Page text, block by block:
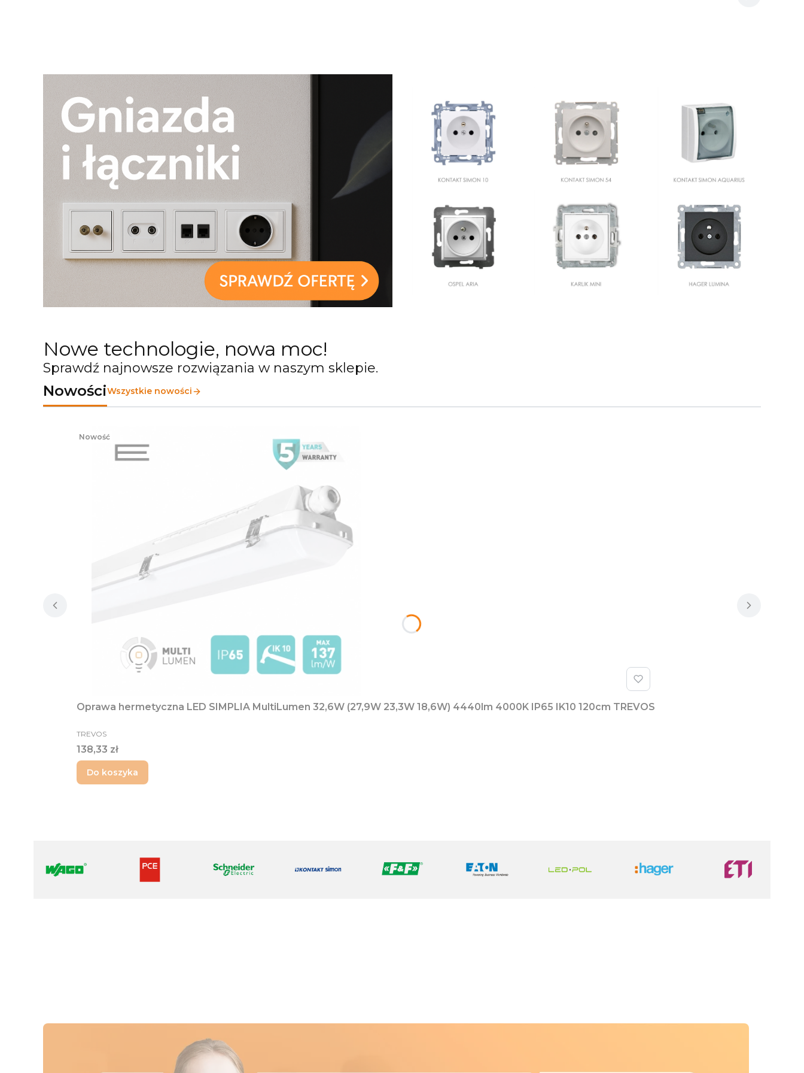
Nowe technologie, nowa moc!
Sprawdź najnowsze rozwiązania w naszym sklepie.
NowościWszystkie nowości
Nowość
Oprawa hermetyczna LED SIMPLIA MultiLumen 32,6W (27,9W 23,3W 18,6W) 4440lm 4000K IP65 IK10 120cm TREVOS
PRODUCENT
TREVOS
Cena
138,33 zł
Do koszyka